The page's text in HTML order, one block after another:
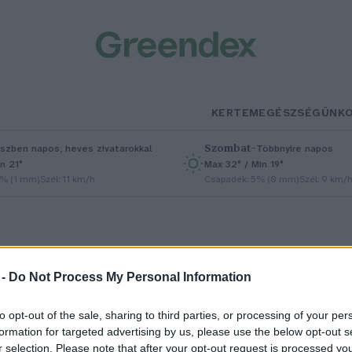
Do Not Process My Personal Information
opt-out of the sale, sharing to third parties, or processing of your
for targeted advertising by us, please use the below opt-out
selection. Please note that after your opt-out request is processed
KERTEMEGÉSZSÉGÜNK
napos, heves zivatarokkal
21°
(1 mm)Szél: 11 km/h
Szombat–Többnyire napos
Max 32° / Min 19°
Csapadék: 5% (0 mm)Szél: 9 km/h
pihenőparkot hoznak